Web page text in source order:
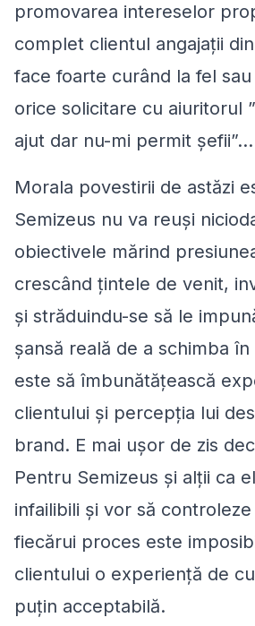
promovarea intereselor
complet clientul angajații
face foarte curând la fel
orice solicitare cu aiuritorul
ajut dar nu-mi permit șefii”…
Morala povestirii de astăzi
Semizeus nu va reuși
obiectivele mărind
crescând țintele de venit,
și străduindu-se să le
șansă reală de a schimba
este să îmbunătățească
clientului și percepția lui
brand. E mai ușor de zis
Pentru Semizeus și alții ca
infailibili și vor să
fiecărui proces este
clientului o experiență de
puțin acceptabilă.